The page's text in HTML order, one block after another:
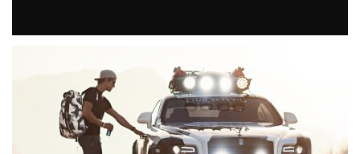
Da ist das Ding! Rolls-Royce Wraith von Jon Olsson
steht zum Verkauf